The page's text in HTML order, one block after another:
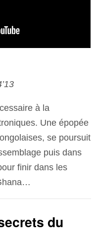
à la
Une épopée
se poursuit
puis dans
finir dans les
du